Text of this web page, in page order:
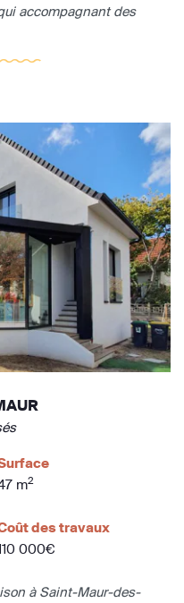
accompagnant des
m2
des travaux
000€
à Saint-Maur-des-